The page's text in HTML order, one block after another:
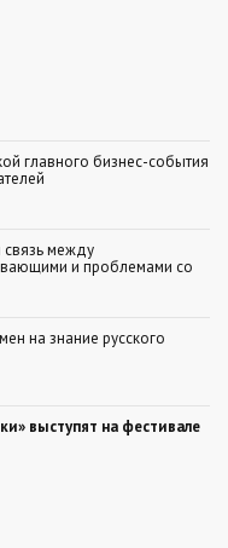
главного бизнес-события
связь между
и проблемами со
на знание русского
выступят на фестивале